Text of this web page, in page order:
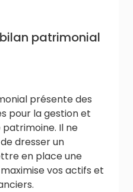
patrimonial
présente des
pour la gestion et
Il ne
dresser un
en place une
vos actifs et